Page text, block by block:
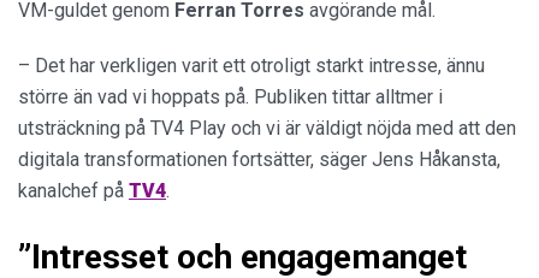
VM-guldet genom Ferran Torres avgörande mål.
– Det har verkligen varit ett otroligt starkt intresse, ännu
större än vad vi hoppats på. Publiken tittar alltmer i
utsträckning på TV4 Play och vi är väldigt nöjda med att den
digitala transformationen fortsätter, säger Jens Håkansta,
kanalchef på TV4.
”Intresset och engagemanget